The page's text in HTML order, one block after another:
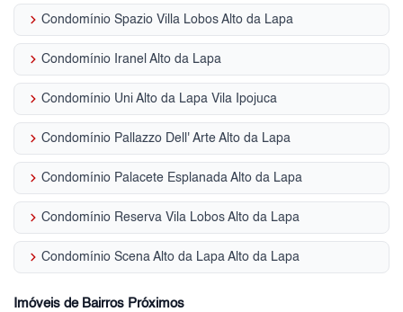
keyboard_arrow_right Condomínio Spazio Villa Lobos Alto da Lapa
keyboard_arrow_right Condomínio Iranel Alto da Lapa
keyboard_arrow_right Condomínio Uni Alto da Lapa Vila Ipojuca
keyboard_arrow_right Condomínio Pallazzo Dell' Arte Alto da Lapa
keyboard_arrow_right Condomínio Palacete Esplanada Alto da Lapa
keyboard_arrow_right Condomínio Reserva Vila Lobos Alto da Lapa
keyboard_arrow_right Condomínio Scena Alto da Lapa Alto da Lapa
Imóveis de Bairros Próximos